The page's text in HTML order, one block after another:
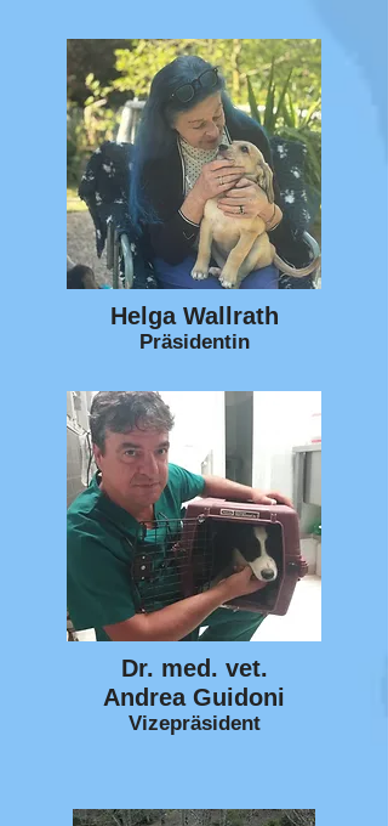
Helga Wallrath
Präsidentin
Dr. med. vet.
Andrea Guidoni
Vizepräsident